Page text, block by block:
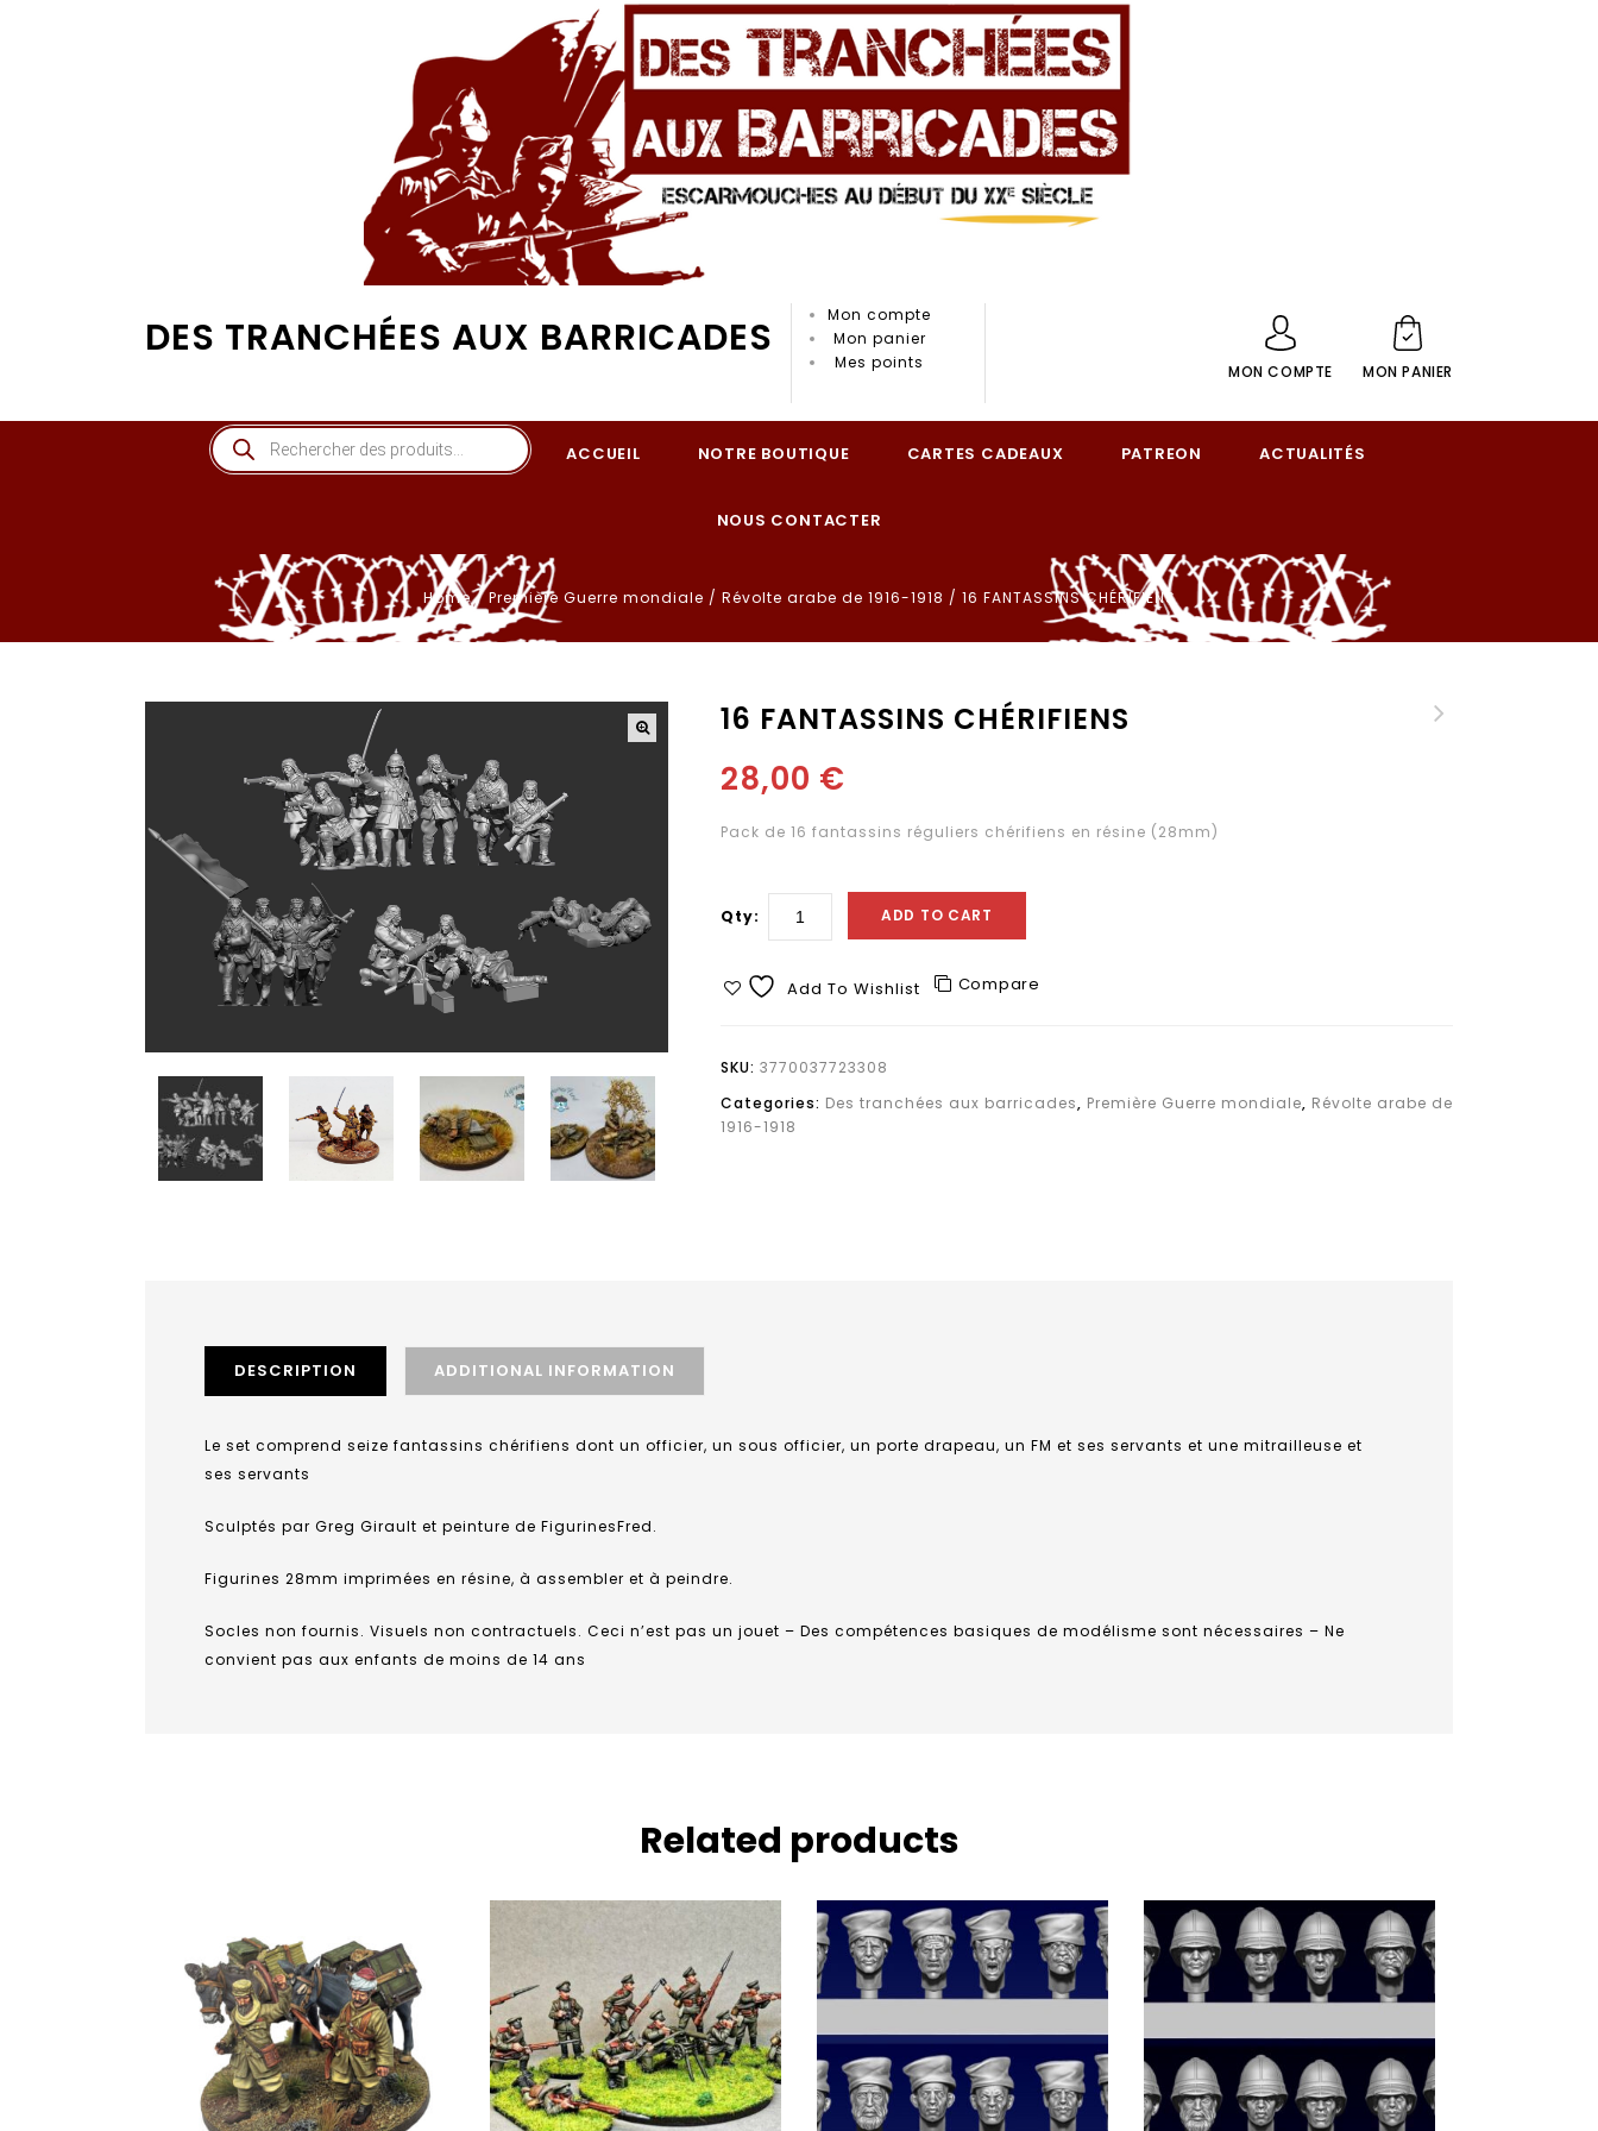
DES TRANCHÉES AUX BARRICADES
Mon compte
Mon panier
Mes points
MON PANIER
MON COMPTE
ACCUEIL NOTRE BOUTIQUE CARTES CADEAUX PATREON ACTUALITÉS
NOUS CONTACTER
Home/Première Guerre mondiale / Révolte arabe de 1916-1918 / 16 FANTASSINS CHÉRIFIENS
16 FANTASSINS CHÉRIFIENS
28,00 €
Pack de 16 fantassins réguliers chérifiens en résine (28mm)
Qty: ADD TO CART
Add To Wishlist Compare
SKU: 3770037723308
Categories: Des tranchées aux barricades, Première Guerre mondiale, Révolte arabe de
1916-1918
DESCRIPTION ADDITIONAL INFORMATION
Le set comprend seize fantassins chérifiens dont un officier, un sous officier, un porte drapeau, un FM et ses servants et une mitrailleuse et
ses servants
Sculptés par Greg Girault et peinture de FigurinesFred.
Figurines 28mm imprimées en résine, à assembler et à peindre.
Socles non fournis. Visuels non contractuels. Ceci n’est pas un jouet – Des compétences basiques de modélisme sont nécessaires – Ne
convient pas aux enfants de moins de 14 ans
Related products